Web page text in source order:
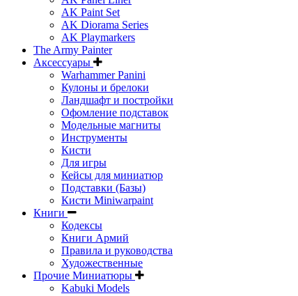
AK Paint Set
AK Diorama Series
AK Playmarkers
The Army Painter
Аксессуары
Warhammer Panini
Кулоны и брелоки
Ландшафт и постройки
Офомление подставок
Модельные магниты
Инструменты
Кисти
Для игры
Кейсы для миниатюр
Подставки (Базы)
Кисти Miniwarpaint
Книги
Кодексы
Книги Армий
Правила и руководства
Художественные
Прочие Миниатюры
Kabuki Models